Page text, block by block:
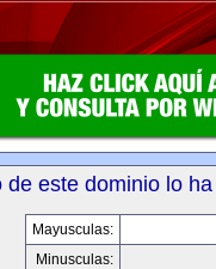
de este dominio lo
Mayusculas:
Minusculas: